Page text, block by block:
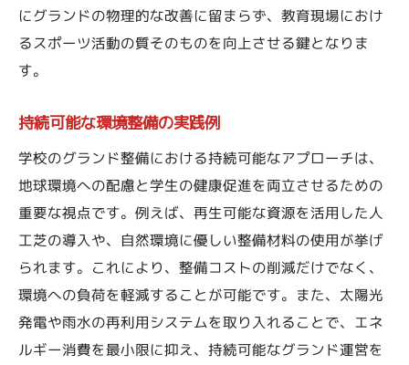
にグランドの物理的な改善に留まらず、教育現場におけ
るスポーツ活動の質そのものを向上させる鍵となりま
す。
持続可能な環境整備の実践例
学校のグランド整備における持続可能なアプローチは、
地球環境への配慮と学生の健康促進を両立させるための
重要な視点です。例えば、再生可能な資源を活用した人
工芝の導入や、自然環境に優しい整備材料の使用が挙げ
られます。これにより、整備コストの削減だけでなく、
環境への負荷を軽減することが可能です。また、太陽光
発電や雨水の再利用システムを取り入れることで、エネ
ルギー消費を最小限に抑え、持続可能なグランド運営を